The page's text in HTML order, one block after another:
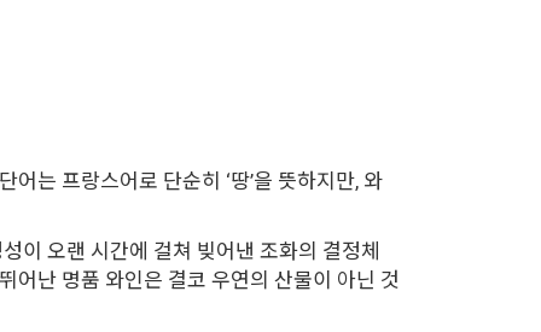
는 프랑스어로 단순히 ‘땅’을 뜻하지만, 와
이 오랜 시간에 걸쳐 빚어낸 조화의 결정체
어난 명품 와인은 결코 우연의 산물이 아닌 것